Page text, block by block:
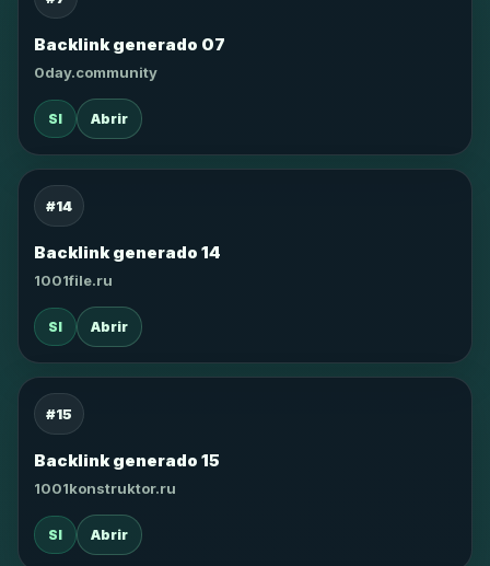
Backlink generado 07
0day.community
SI Abrir
#14
Backlink generado 14
1001file.ru
SI Abrir
#15
Backlink generado 15
1001konstruktor.ru
SI Abrir